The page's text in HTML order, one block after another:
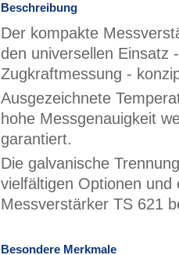
Beschreibung
Der kompakte
den universellen Einsatz
Zugkraftmessung -
Ausgezeichnete
hohe Messgenauigkeit
garantiert.
Die galvanische
vielfältigen Optionen
Messverstärker TS 621
Besondere Merkmale